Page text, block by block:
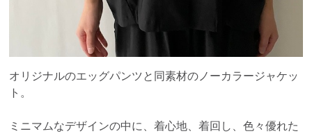
オリジナルのエッグパンツと同素材のノーカラージャケッ
ト。
ミニマムなデザインの中に、着心地、着回し、色々優れた